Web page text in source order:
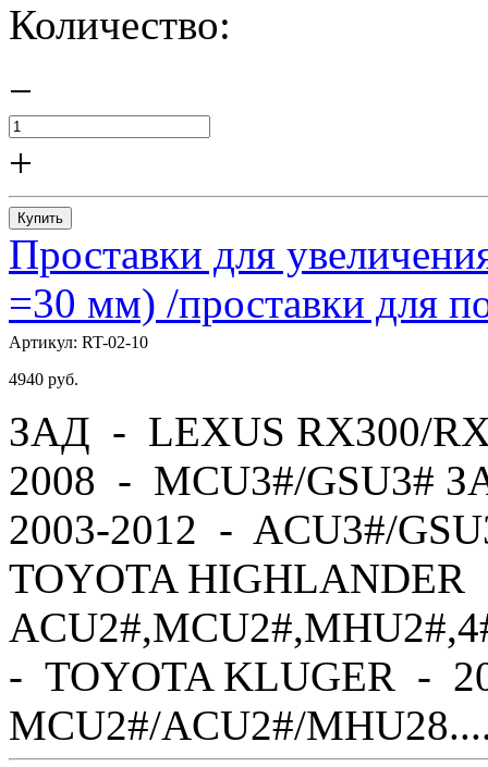
Количество:
−
+
Купить
Проставки для
=30 мм) /проставки для
Артикул: RT-02-10
4940 руб.
ЗАД - LEXUS RX300/
2008 - MCU3#/GSU3#
2003-2012 - ACU3#/
TOYOTA
- TOYOTA KLUGER -
MCU2#/ACU2#/